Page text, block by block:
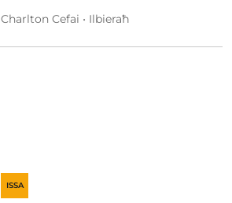
Charlton Cefai • Ilbieraħ
ISSA